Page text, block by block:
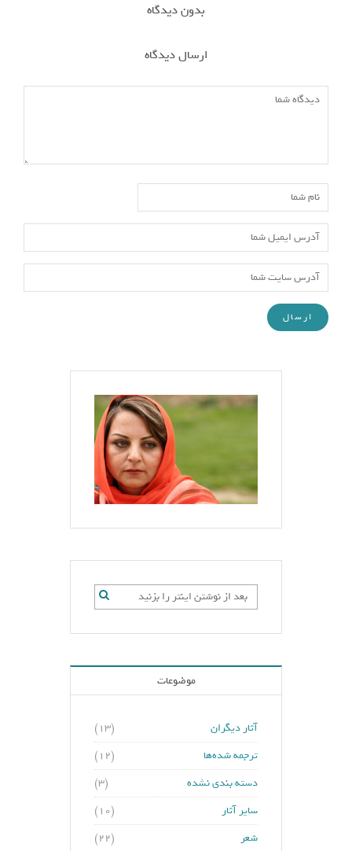
بدون دیدگاه
ارسال دیدگاه
موضوعات
آثار دیگران
(۱۳)
ترجمه شده‌ها
(۱۲)
دسته بندی نشده
(۳)
سایر آثار
(۱۰)
شعر
(۲۲)